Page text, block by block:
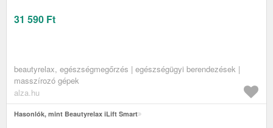
31 590 Ft
beautyrelax, egészségmegőrzés | egészségügyi berendezések |
masszírozó gépek
alza.hu
Hasonlók, mint Beautyrelax iLift Smart